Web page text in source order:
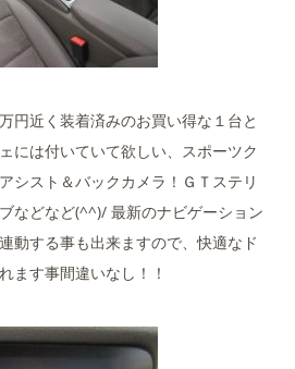
円近く装着済みのお買い得な１台と
には付いていて欲しい、スポーツク
シスト＆バックカメラ！ＧＴステリ
などなど(^^)/ 最新のナビゲーション
動する事も出来ますので、快適なド
ます事間違いなし！！